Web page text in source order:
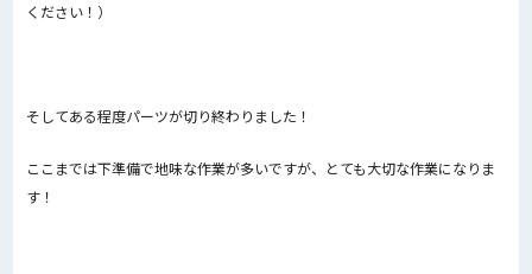
ください！）
そしてある程度パーツが切り終わりました！
ここまでは下準備で地味な作業が多いですが、とても大切な作業になりま
す！